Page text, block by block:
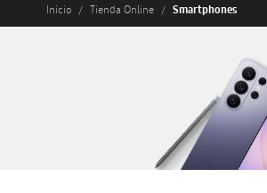
Inicio Tienda Online Smartphones